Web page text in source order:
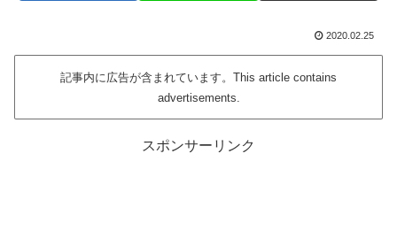
2020.02.25
記事内に広告が含まれています。This article contains
advertisements.
スポンサーリンク